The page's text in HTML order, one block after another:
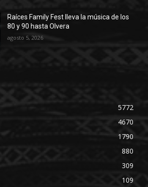
Raíces Family Fest lleva la música de los
80 y 90 hasta Olvera
agosto 5, 2026
5772
4670
1790
880
309
109